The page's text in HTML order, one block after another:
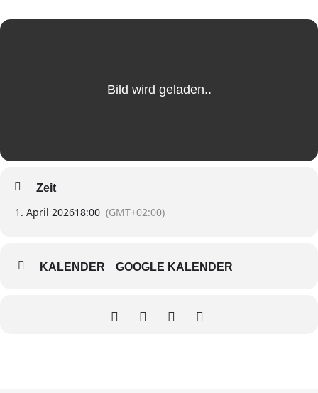
Zeit
1. April 202618:00 (GMT+02:00)
KALENDER GOOGLE KALENDER